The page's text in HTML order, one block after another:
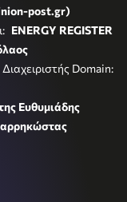
post.gr)
ENERGY REGISTER
Διαχειριστής Domain:
Ευθυμιάδης